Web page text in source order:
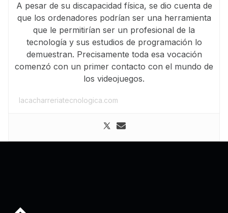
A pesar de su discapacidad física, se dio cuenta de
que los ordenadores podrían ser una herramienta
que le permitirían ser un profesional de la
tecnología y sus estudios de programación lo
demuestran. Precisamente toda esa vocación
comenzó con un primer contacto con el mundo de
los videojuegos.
lacacharreriatecnologica.com